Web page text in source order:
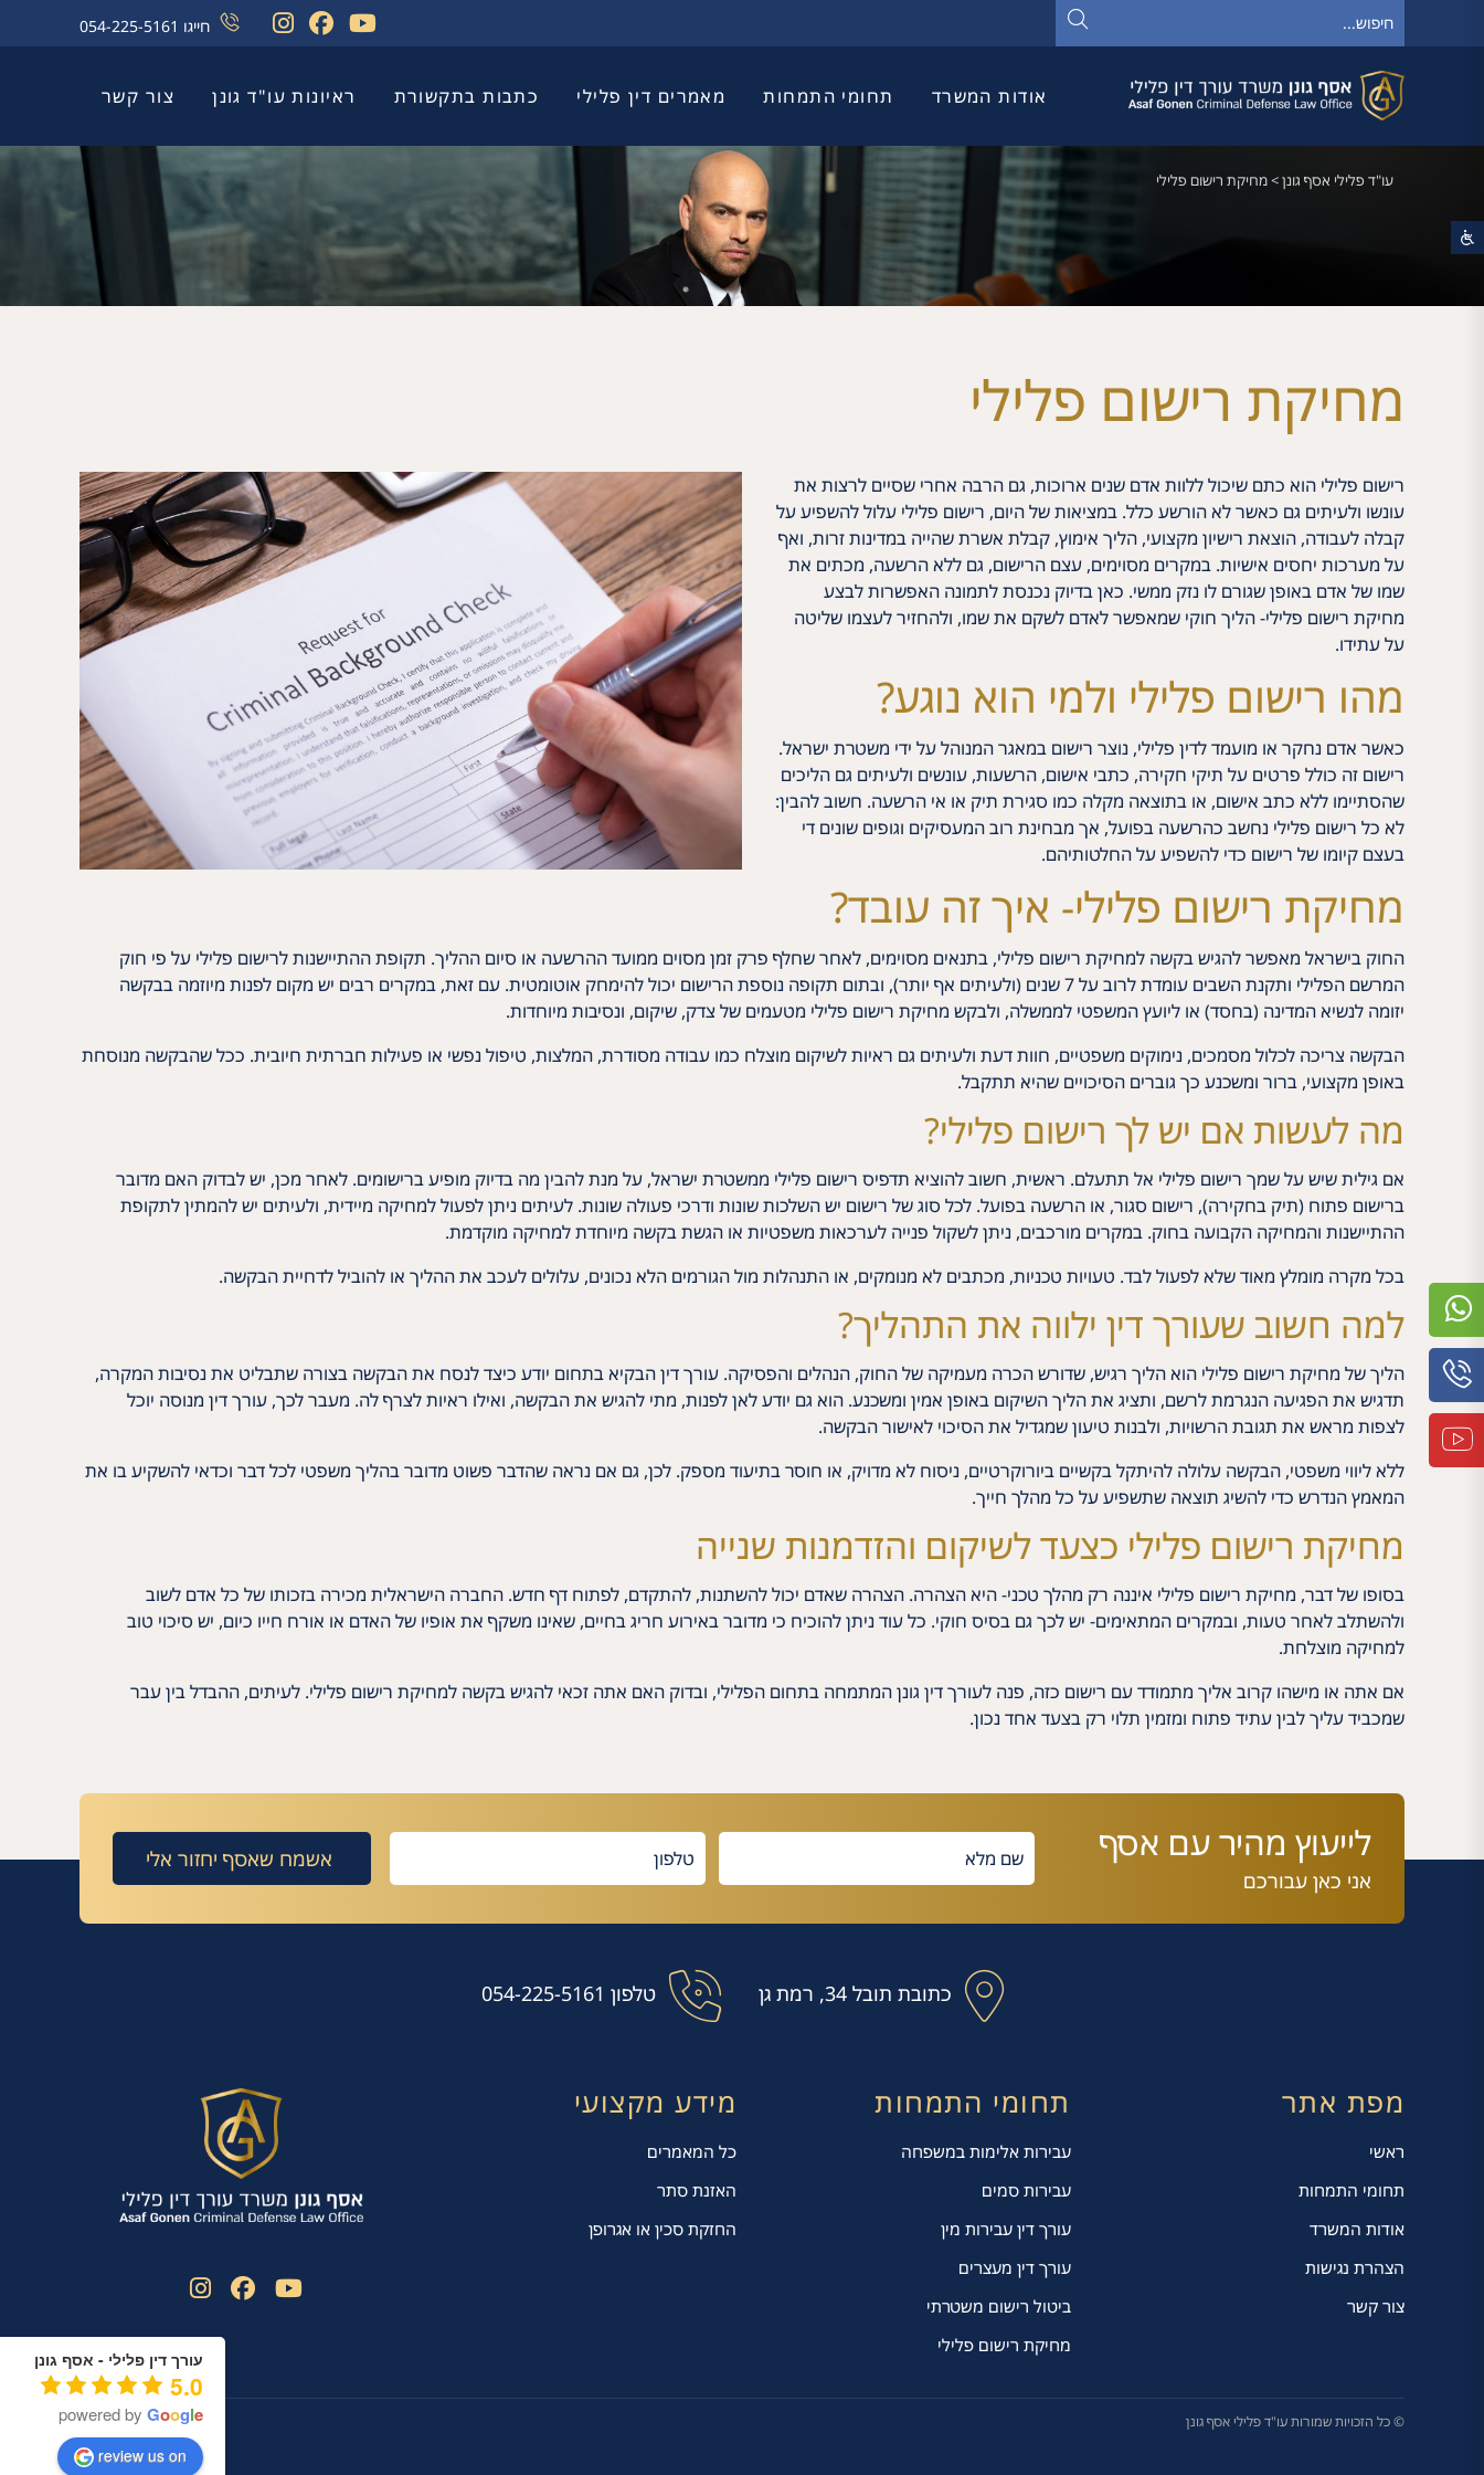
חייגו
אודות המשרד תחומי התמחות מאמרים דין פלילי כתבות בתקשורת ראיונות עו"ד גונן צור קשר
עורך דין פלילי - אסף גונן
5.0
powered by Google
review us on
עו"ד פלילי אסף גונן>מחיקת רישום פלילי
מחיקת רישום פלילי
רישום פלילי הוא כתם שיכול ללוות אדם שנים ארוכות, גם הרבה אחרי שסיים לרצות את
עונשו ולעיתים גם כאשר לא הורשע כלל. במציאות של היום, רישום פלילי עלול להשפיע על
קבלה לעבודה, הוצאת רישיון מקצועי, הליך אימוץ, קבלת אשרת שהייה במדינות זרות, ואף
על מערכות יחסים אישיות. במקרים מסוימים, עצם הרישום, גם ללא הרשעה, מכתים את
שמו של אדם באופן שגורם לו נזק ממשי. כאן בדיוק נכנסת לתמונה האפשרות לבצע
מחיקת רישום פלילי- הליך חוקי שמאפשר לאדם לשקם את שמו, ולהחזיר לעצמו שליטה
על עתידו.
מהו רישום פלילי ולמי הוא נוגע?
כאשר אדם נחקר או מועמד לדין פלילי, נוצר רישום במאגר המנוהל על ידי משטרת ישראל.
רישום זה כולל פרטים על תיקי חקירה, כתבי אישום, הרשעות, עונשים ולעיתים גם הליכים
שהסתיימו ללא כתב אישום, או בתוצאה מקלה כמו סגירת תיק או אי הרשעה. חשוב להבין:
לא כל רישום פלילי נחשב כהרשעה בפועל, אך מבחינת רוב המעסיקים וגופים שונים די
בעצם קיומו של רישום כדי להשפיע על החלטותיהם.
מחיקת רישום פלילי- איך זה עובד?
החוק בישראל מאפשר להגיש בקשה למחיקת רישום פלילי, בתנאים מסוימים, לאחר שחלף פרק זמן מסוים ממועד ההרשעה או סיום ההליך. תקופת ההתיישנות לרישום פלילי על פי חוק
המרשם הפלילי ותקנת השבים עומדת לרוב על 7 שנים (ולעיתים אף יותר), ובתום תקופה נוספת הרישום יכול להימחק אוטומטית. עם זאת, במקרים רבים יש מקום לפנות מיוזמה בבקשה
יזומה לנשיא המדינה (בחסד) או ליועץ המשפטי לממשלה, ולבקש מחיקת רישום פלילי מטעמים של צדק, שיקום, ונסיבות מיוחדות.
הבקשה צריכה לכלול מסמכים, נימוקים משפטיים, חוות דעת ולעיתים גם ראיות לשיקום מוצלח כמו עבודה מסודרת, המלצות, טיפול נפשי או פעילות חברתית חיובית. ככל שהבקשה מנוסחת
באופן מקצועי, ברור ומשכנע כך גוברים הסיכויים שהיא תתקבל.
מה לעשות אם יש לך רישום פלילי?
אם גילית שיש על שמך רישום פלילי אל תתעלם. ראשית, חשוב להוציא תדפיס רישום פלילי ממשטרת ישראל, על מנת להבין מה בדיוק מופיע ברישומים. לאחר מכן, יש לבדוק האם מדובר
ברישום פתוח (תיק בחקירה), רישום סגור, או הרשעה בפועל. לכל סוג של רישום יש השלכות שונות ודרכי פעולה שונות. לעיתים ניתן לפעול למחיקה מיידית, ולעיתים יש להמתין לתקופת
ההתיישנות והמחיקה הקבועה בחוק. במקרים מורכבים, ניתן לשקול פנייה לערכאות משפטיות או הגשת בקשה מיוחדת למחיקה מוקדמת.
בכל מקרה מומלץ מאוד שלא לפעול לבד. טעויות טכניות, מכתבים לא מנומקים, או התנהלות מול הגורמים הלא נכונים, עלולים לעכב את ההליך או להוביל לדחיית הבקשה.
למה חשוב שעורך דין ילווה את התהליך?
הליך של מחיקת רישום פלילי הוא הליך רגיש, שדורש הכרה מעמיקה של החוק, הנהלים והפסיקה. עורך דין הבקיא בתחום יודע כיצד לנסח את הבקשה בצורה שתבליט את נסיבות המקרה,
תדגיש את הפגיעה הנגרמת לרשם, ותציג את הליך השיקום באופן אמין ומשכנע. הוא גם יודע לאן לפנות, מתי להגיש את הבקשה, ואילו ראיות לצרף לה. מעבר לכך, עורך דין מנוסה יוכל
לצפות מראש את תגובת הרשויות, ולבנות טיעון שמגדיל את הסיכוי לאישור הבקשה.
ללא ליווי משפטי, הבקשה עלולה להיתקל בקשיים ביורוקרטיים, ניסוח לא מדויק, או חוסר בתיעוד מספק. לכן, גם אם נראה שהדבר פשוט מדובר בהליך משפטי לכל דבר וכדאי להשקיע בו את
המאמץ הנדרש כדי להשיג תוצאה שתשפיע על כל מהלך חייך.
מחיקת רישום פלילי כצעד לשיקום והזדמנות שנייה
בסופו של דבר, מחיקת רישום פלילי איננה רק מהלך טכני- היא הצהרה. הצהרה שאדם יכול להשתנות, להתקדם, לפתוח דף חדש. החברה הישראלית מכירה בזכותו של כל אדם לשוב
ולהשתלב לאחר טעות, ובמקרים המתאימים- יש לכך גם בסיס חוקי. כל עוד ניתן להוכיח כי מדובר באירוע חריג בחיים, שאינו משקף את אופיו של האדם או אורח חייו כיום, יש סיכוי טוב
למחיקה מוצלחת.
אם אתה או מישהו קרוב אליך מתמודד עם רישום כזה, פנה לעורך דין גונן המתמחה בתחום הפלילי, ובדוק האם אתה זכאי להגיש בקשה למחיקת רישום פלילי. לעיתים, ההבדל בין עבר
שמכביד עליך לבין עתיד פתוח ומזמין תלוי רק בצעד אחד נכון.
לייעוץ מהיר עם אסף
אני כאן עבורכם
כתובת תובל 34, רמת גן טלפון 054-225-5161
מפת אתר
ראשי
תחומי התמחות
אודות המשרד
הצהרת נגישות
צור קשר
תחומי התמחות
עבירות אלימות במשפחה
עבירות סמים
עורך דין עבירות מין
עורך דין מעצרים
ביטול רישום משטרתי
מחיקת רישום פלילי
מידע מקצועי
כל המאמרים
האזנת סתר
החזקת סכין או אגרופן
© כל הזכויות שמורות עו"ד פלילי אסף גונן